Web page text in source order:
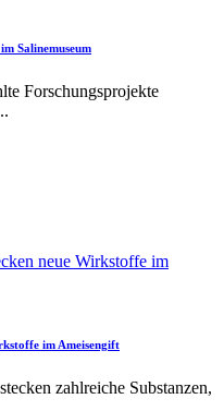
Salinemuseum
Forschungsprojekte
im Ameisengift
zahlreiche Substanzen,